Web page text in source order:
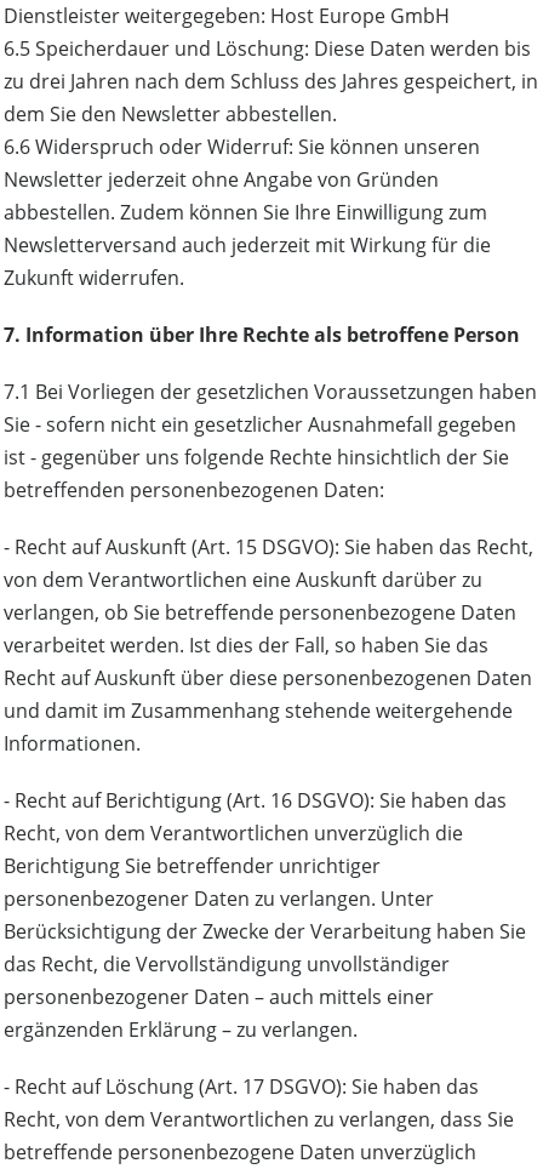
Dienstleister weitergegeben: Host Europe GmbH
6.5 Speicherdauer und Löschung: Diese Daten werden bis
zu drei Jahren nach dem Schluss des Jahres gespeichert, in
dem Sie den Newsletter abbestellen.
6.6 Widerspruch oder Widerruf: Sie können unseren
Newsletter jederzeit ohne Angabe von Gründen
abbestellen. Zudem können Sie Ihre Einwilligung zum
Newsletterversand auch jederzeit mit Wirkung für die
Zukunft widerrufen.
7. Information über Ihre Rechte als betroffene Person
7.1 Bei Vorliegen der gesetzlichen Voraussetzungen haben
Sie - sofern nicht ein gesetzlicher Ausnahmefall gegeben
ist - gegenüber uns folgende Rechte hinsichtlich der Sie
betreffenden personenbezogenen Daten:
- Recht auf Auskunft (Art. 15 DSGVO): Sie haben das Recht,
von dem Verantwortlichen eine Auskunft darüber zu
verlangen, ob Sie betreffende personenbezogene Daten
verarbeitet werden. Ist dies der Fall, so haben Sie das
Recht auf Auskunft über diese personenbezogenen Daten
und damit im Zusammenhang stehende weitergehende
Informationen.
- Recht auf Berichtigung (Art. 16 DSGVO): Sie haben das
Recht, von dem Verantwortlichen unverzüglich die
Berichtigung Sie betreffender unrichtiger
personenbezogener Daten zu verlangen. Unter
Berücksichtigung der Zwecke der Verarbeitung haben Sie
das Recht, die Vervollständigung unvollständiger
personenbezogener Daten – auch mittels einer
ergänzenden Erklärung – zu verlangen.
- Recht auf Löschung (Art. 17 DSGVO): Sie haben das
Recht, von dem Verantwortlichen zu verlangen, dass Sie
betreffende personenbezogene Daten unverzüglich